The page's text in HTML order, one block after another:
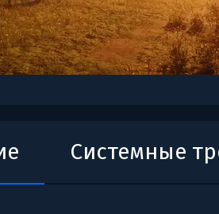
Системные